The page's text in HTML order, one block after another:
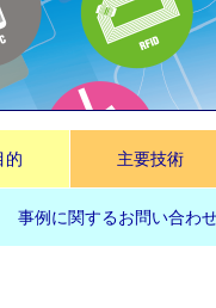
的 主要技術
事例に関するお問い合わ